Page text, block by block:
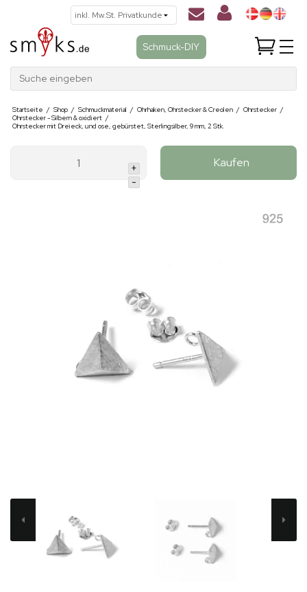
Schmuck-DIY
Suche eingeben
Startseite / Shop / Schmuckmaterial / Ohrhaken, Ohrstecker & Creolen / Ohrstecker /
Ohrstecker - Silbern & oxidiert /
Ohrstecker mit Dreieck, und ose, gebürstet, Sterlingsilber, 9 mm, 2 Stk.
+
-
Kaufen